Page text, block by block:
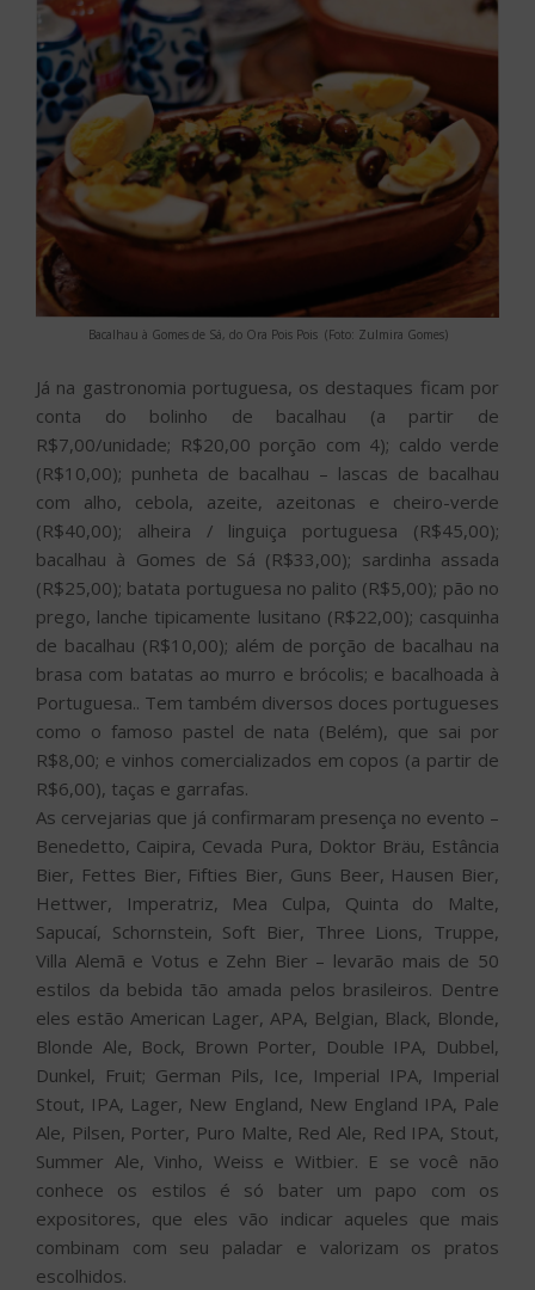
Bacalhau à Gomes de Sá, do Ora Pois Pois (Foto: Zulmira Gomes)
Já na gastronomia portuguesa, os destaques ficam por
conta do bolinho de bacalhau (a partir de
R$7,00/unidade; R$20,00 porção com 4); caldo verde
(R$10,00); punheta de bacalhau – lascas de bacalhau
com alho, cebola, azeite, azeitonas e cheiro-verde
(R$40,00); alheira / linguiça portuguesa (R$45,00);
bacalhau à Gomes de Sá (R$33,00); sardinha assada
(R$25,00); batata portuguesa no palito (R$5,00); pão no
prego, lanche tipicamente lusitano (R$22,00); casquinha
de bacalhau (R$10,00); além de porção de bacalhau na
brasa com batatas ao murro e brócolis; e bacalhoada à
Portuguesa.. Tem também diversos doces portugueses
como o famoso pastel de nata (Belém), que sai por
R$8,00; e vinhos comercializados em copos (a partir de
R$6,00), taças e garrafas.
As cervejarias que já confirmaram presença no evento –
Benedetto, Caipira, Cevada Pura, Doktor Bräu, Estância
Bier, Fettes Bier, Fifties Bier, Guns Beer, Hausen Bier,
Hettwer, Imperatriz, Mea Culpa, Quinta do Malte,
Sapucaí, Schornstein, Soft Bier, Three Lions, Truppe,
Villa Alemã e Votus e Zehn Bier – levarão mais de 50
estilos da bebida tão amada pelos brasileiros. Dentre
eles estão American Lager, APA, Belgian, Black, Blonde,
Blonde Ale, Bock, Brown Porter, Double IPA, Dubbel,
Dunkel, Fruit; German Pils, Ice, Imperial IPA, Imperial
Stout, IPA, Lager, New England, New England IPA, Pale
Ale, Pilsen, Porter, Puro Malte, Red Ale, Red IPA, Stout,
Summer Ale, Vinho, Weiss e Witbier. E se você não
conhece os estilos é só bater um papo com os
expositores, que eles vão indicar aqueles que mais
combinam com seu paladar e valorizam os pratos
escolhidos.